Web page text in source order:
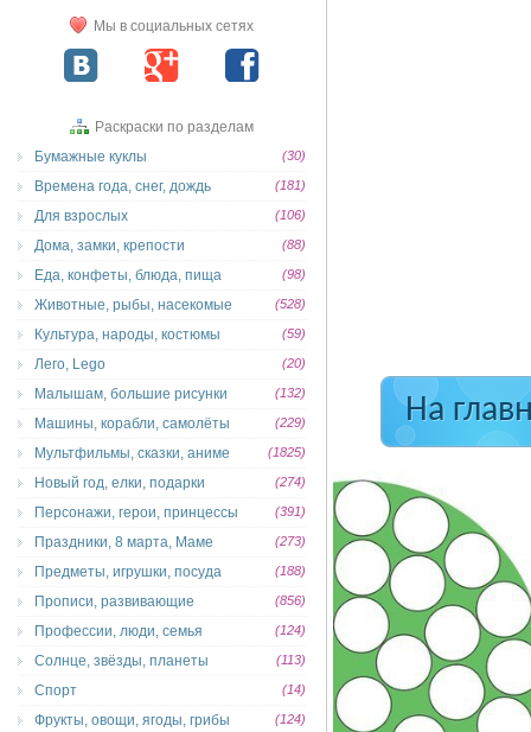
На
Мы в социальных сетях
Раскраски по разделам
Бумажные куклы
(30)
Времена года, снег, дождь (181)
Для взрослых (106)
Дома, замки, крепости (88)
Еда, конфеты, блюда, пища (98)
Животные, рыбы, насекомые (528)
Культура, народы, костюмы (59)
Лего, Lego (20)
Малышам, большие рисунки (132)
Машины, корабли, самолёты (229)
Мультфильмы, сказки, аниме (1825)
Новый год, елки, подарки (274)
Персонажи, герои, принцессы (391)
Праздники, 8 марта, Маме (273)
Предметы, игрушки, посуда (188)
Прописи, развивающие (856)
Профессии, люди, семья (124)
Солнце, звёзды, планеты (113)
Спорт (14)
Фрукты, овощи, ягоды, грибы (124)